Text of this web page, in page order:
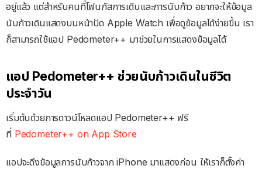
อยู่แล้ว แต่สำหรับคนที่โฟนกัสการเดินและการนับก้าว อยากจะให้ข้อมูล
นับก้าวเดินแสดงบนหน้าปัด Apple Watch เพื่อดูข้อมูลได้ง่ายขึ้น เรา
ก็สามารถใช้แอป Pedometer++ มาช่วยในการแสดงข้อมูลได้
แอป Pedometer++ ช่วยนับก้าวเดินในชีวิต
ประจำวัน
เริ่มต้นด้วยการดาวน์โหลดแอป Pedometer++ ฟรี
ที่ Pedometer++ on App Store
แอปจะดึงข้อมูลการนับก้าวจาก iPhone มาแสดงก่อน ให้เราก็ตั้งค่า